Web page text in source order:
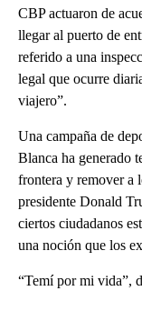
CBP actuaron de
llegar al puerto de
referido a una
legal que ocurre
viajero”.
Una campaña de
Blanca ha generado
frontera y remover a
presidente Donald
ciertos ciudadanos
una noción que los
“Temí por mi vida”,